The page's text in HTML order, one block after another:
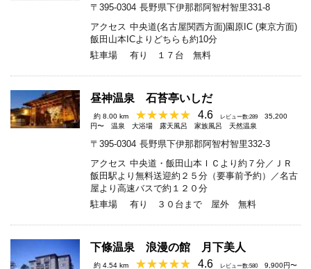
〒395-0304 長野県下伊那郡阿智村智里331-8
アクセス 中央道(名古屋関西方面)園原IC (東京方面)
飯田山本ICよりどちらも約10分
駐車場
有り １７台 無料
昼神温泉 石苔亭いしだ
約 8.00 km 4.6 レビュー数:289
35,200
円〜
温泉 大浴場 露天風呂 家族風呂 天然温泉
〒395-0304 長野県下伊那郡阿智村智里332-3
アクセス 中央道・飯田山本ＩＣより約７分／ＪＲ
飯田駅より無料送迎約２５分（要事前予約）／名古
屋より高速バスで約１２０分
駐車場
有り ３０台まで 屋外 無料
下條温泉 浪漫の館 月下美人
約 4.54 km 4.6 レビュー数:580
9,900円〜